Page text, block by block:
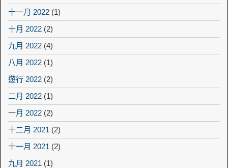
十一月 2022 (1)
十月 2022 (2)
九月 2022 (4)
八月 2022 (1)
遊行 2022 (2)
二月 2022 (1)
一月 2022 (2)
十二月 2021 (2)
十一月 2021 (2)
九月 2021 (1)